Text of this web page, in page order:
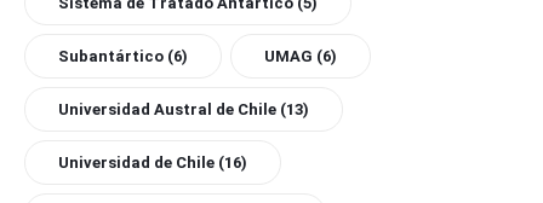
Subantártico (6) UMAG (6)
Universidad Austral de Chile (13)
Universidad de Chile (16)